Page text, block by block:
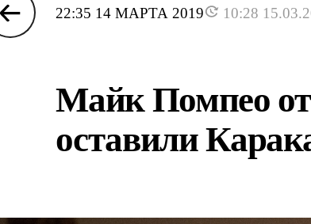
22:35 14 МАРТА 2019 10:28
Майк Помпео
оставили